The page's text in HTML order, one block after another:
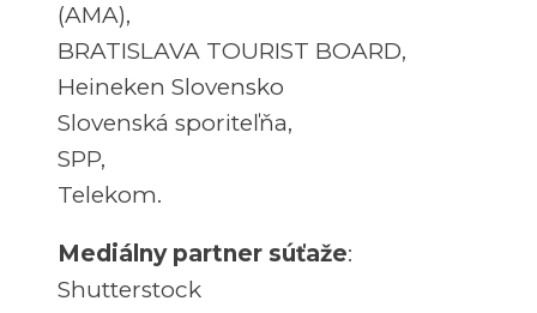
(AMA),
BRATISLAVA TOURIST BOARD,
Heineken Slovensko
Slovenská sporiteľňa,
SPP,
Telekom.
Mediálny partner súťaže:
Shutterstock